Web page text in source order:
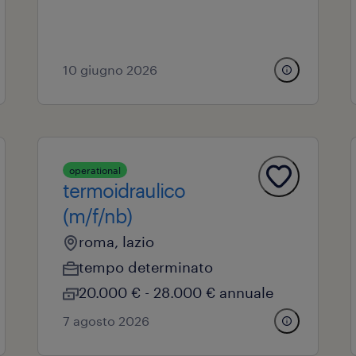
10 giugno 2026
operational
termoidraulico
(m/f/nb)
roma, lazio
tempo determinato
20.000 € - 28.000 € annuale
7 agosto 2026